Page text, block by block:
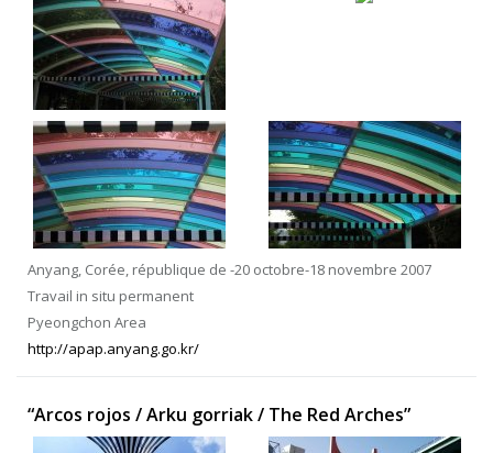
Anyang, Corée, république de -20 octobre-18 novembre 2007
Travail in situ permanent
Pyeongchon Area
http://apap.anyang.go.kr/
“Arcos rojos / Arku gorriak / The Red Arches”